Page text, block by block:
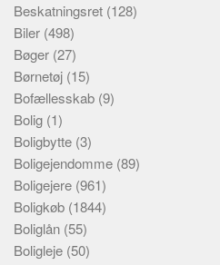
Beskatningsret (128)
Biler (498)
Bøger (27)
Børnetøj (15)
Bofællesskab (9)
Bolig (1)
Boligbytte (3)
Boligejendomme (89)
Boligejere (961)
Boligkøb (1844)
Boliglån (55)
Boligleje (50)